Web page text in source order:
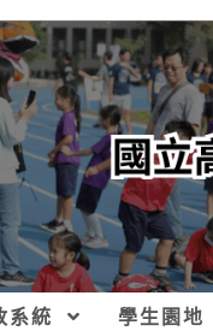
系統 學生園地